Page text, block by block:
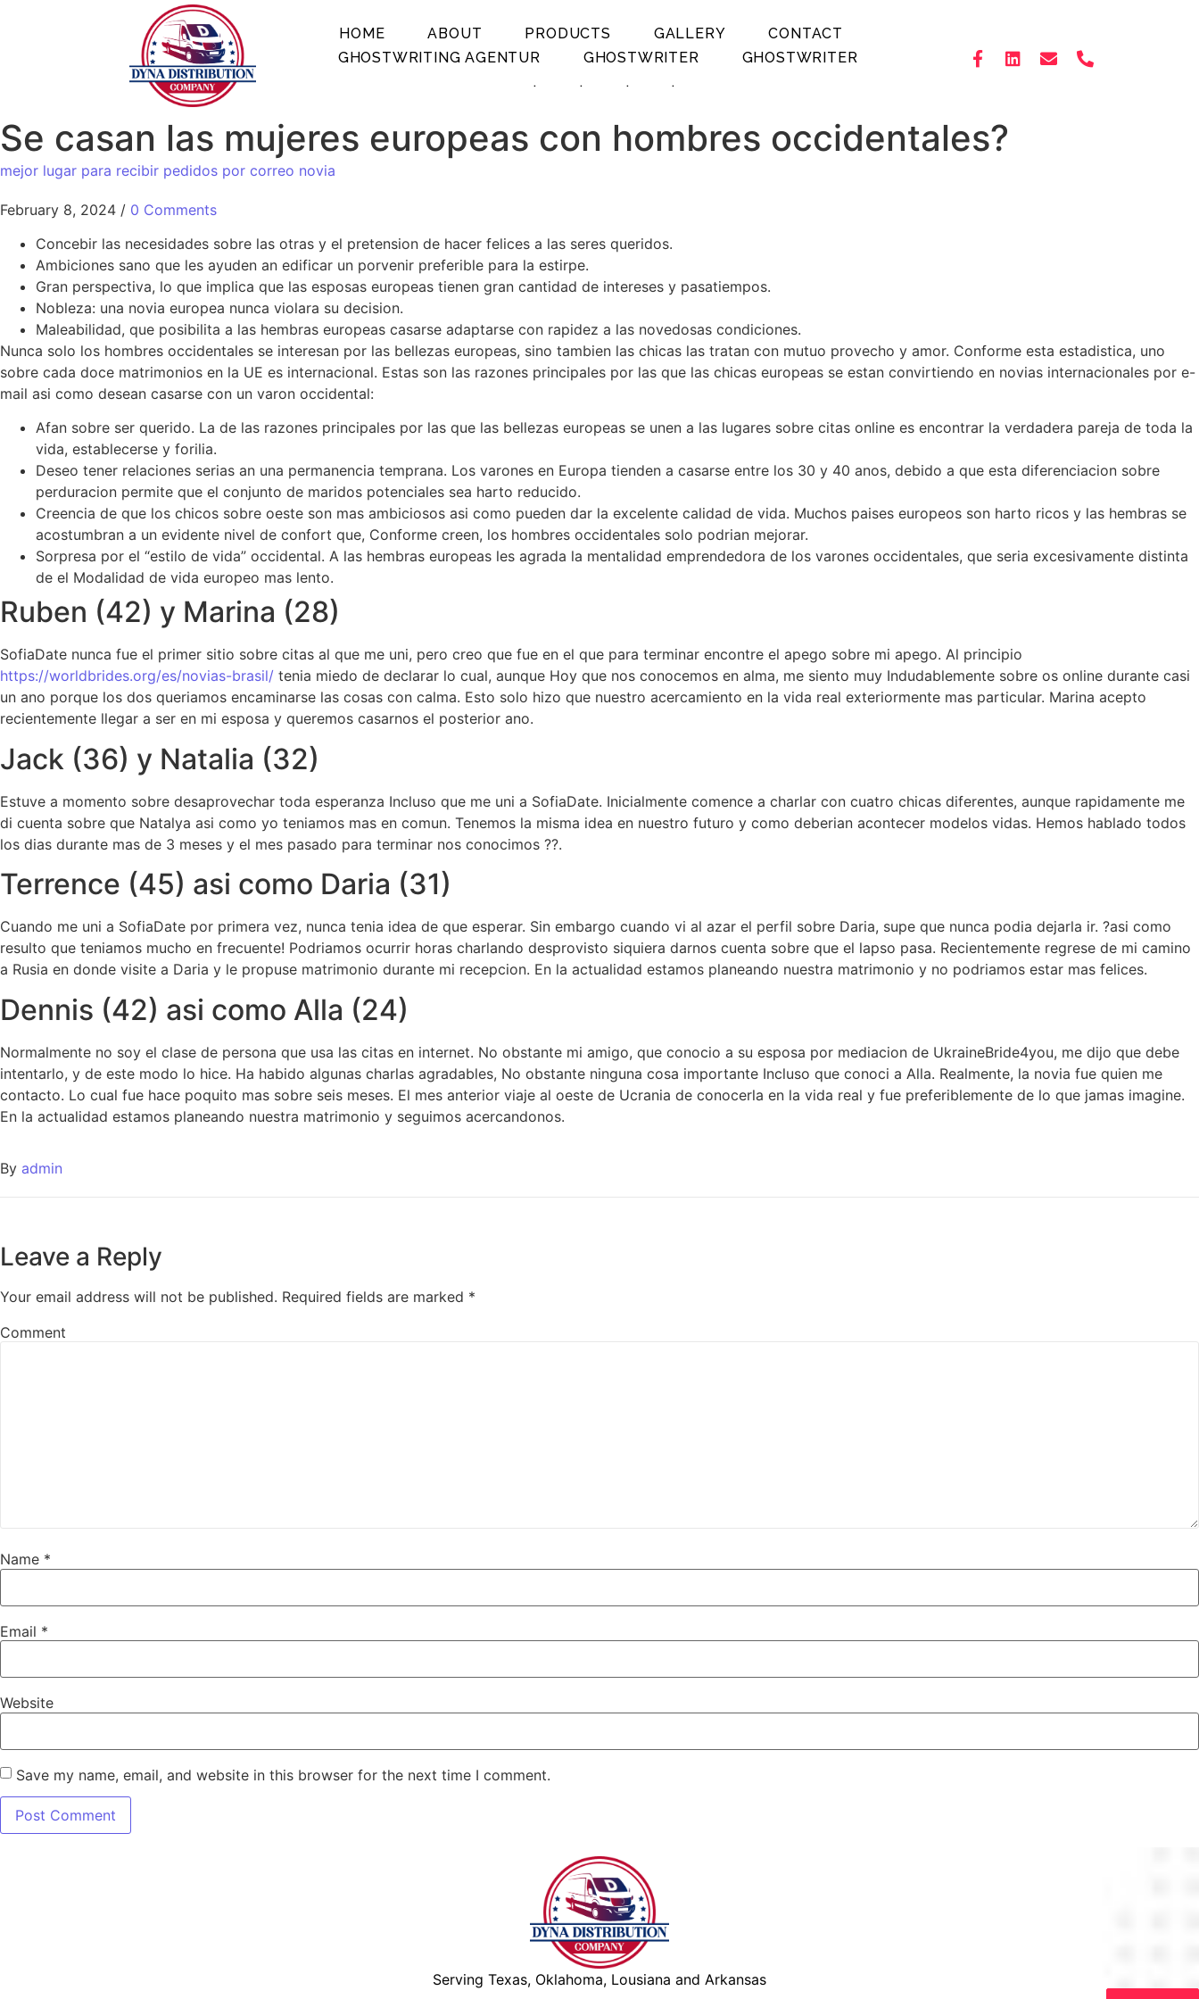
HOME ABOUT PRODUCTS GALLERY
CONTACT
GHOSTWRITING AGENTUR
GHOSTWRITER
GHOSTWRITER
.
. . .
Se casan las mujeres europeas con hombres occidentales?
mejor lugar para recibir pedidos por correo novia
February 8, 2024 / 0 Comments
Concebir las necesidades sobre las otras y el pretension de hacer felices a las seres queridos.
Ambiciones sano que les ayuden an edificar un porvenir preferible para la estirpe.
Gran perspectiva, lo que implica que las esposas europeas tienen gran cantidad de intereses y pasatiempos.
Nobleza: una novia europea nunca violara su decision.
Maleabilidad, que posibilita a las hembras europeas casarse adaptarse con rapidez a las novedosas condiciones.
Nunca solo los hombres occidentales se interesan por las bellezas europeas, sino tambien las chicas las tratan con mutuo provecho y amor. Conforme esta estadistica, uno
sobre cada doce matrimonios en la UE es internacional. Estas son las razones principales por las que las chicas europeas se estan convirtiendo en novias internacionales por e-
mail asi­ como desean casarse con un varon occidental:
Afan sobre ser querido. La de las razones principales por las que las bellezas europeas se unen a las lugares sobre citas online es encontrar la verdadera pareja de toda la
vida, establecerse y forilia.
Deseo tener relaciones serias an una permanencia temprana. Los varones en Europa tienden a casarse entre los 30 y 40 anos, debido a que esta diferenciacion sobre
perduracion permite que el conjunto de maridos potenciales sea harto reducido.
Creencia de que los chicos sobre oeste son mas ambiciosos asi­ como pueden dar la excelente calidad de vida. Muchos paises europeos son harto ricos y las hembras se
acostumbran a un evidente nivel de confort que, Conforme creen, los hombres occidentales solo podri­an mejorar.
Sorpresa por el “estilo de vida” occidental. A las hembras europeas les agrada la mentalidad emprendedora de los varones occidentales, que seri­a excesivamente distinta
de el Modalidad de vida europeo mas lento.
Ruben (42) y Marina (28)
SofiaDate nunca fue el primer sitio sobre citas al que me uni, pero creo que fue en el que para terminar encontre el apego sobre mi apego. Al principio
https://worldbrides.org/es/novias-brasil/ tenia miedo de declarar lo cual, aunque Hoy que nos conocemos en alma, me siento muy Indudablemente sobre os online durante casi
un ano porque los dos queriamos encaminarse las cosas con calma. Esto solo hizo que nuestro acercamiento en la vida real exteriormente mas particular. Marina acepto
recientemente llegar a ser en mi esposa y queremos casarnos el posterior ano.
Jack (36) y Natalia (32)
Estuve a momento sobre desaprovechar toda esperanza Incluso que me uni a SofiaDate. Inicialmente comence a charlar con cuatro chicas diferentes, aunque rapidamente me
di cuenta sobre que Natalya asi­ como yo teniamos mas en comun. Tenemos la misma idea en nuestro futuro y como deberian acontecer modelos vidas. Hemos hablado todos
los dias durante mas de 3 meses y el mes pasado para terminar nos conocimos ??.
Terrence (45) asi­ como Daria (31)
Cuando me uni a SofiaDate por primera vez, nunca tenia idea de que esperar. Sin embargo cuando vi al azar el perfil sobre Daria, supe que nunca podia dejarla ir. ?asi­ como
resulto que teniamos mucho en frecuente! Podriamos ocurrir horas charlando desprovisto siquiera darnos cuenta sobre que el lapso pasa. Recientemente regrese de mi camino
a Rusia en donde visite a Daria y le propuse matrimonio durante mi recepcion. En la actualidad estamos planeando nuestra matrimonio y no podriamos estar mas felices.
Dennis (42) asi­ como Alla (24)
Normalmente no soy el clase de persona que usa las citas en internet. No obstante mi amigo, que conocio a su esposa por mediacion de UkraineBride4you, me dijo que debe
intentarlo, y de este modo lo hice. Ha habido algunas charlas agradables, No obstante ninguna cosa importante Incluso que conoci a Alla. Realmente, la novia fue quien me
contacto. Lo cual fue hace poquito mas sobre seis meses. El mes anterior viaje al oeste de Ucrania de conocerla en la vida real y fue preferiblemente de lo que jamas imagine.
En la actualidad estamos planeando nuestra matrimonio y seguimos acercandonos.
By admin
Leave a Reply
Your email address will not be published. Required fields are marked *
Comment
Name *
Email *
Website
Save my name, email, and website in this browser for the next time I comment.
Serving Texas, Oklahoma, Lousiana and Arkansas